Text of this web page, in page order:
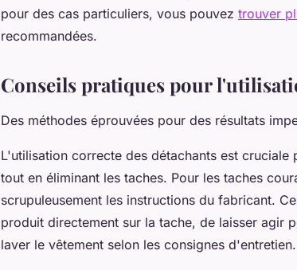
pour des cas particuliers, vous pouvez trouver
recommandées.
Conseils pratiques pour
Des méthodes éprouvées pour des résultats
L'utilisation correcte des détachants est cruciale
tout en éliminant les taches. Pour les taches
scrupuleusement les instructions du fabricant.
produit directement sur la tache, de laisser agir
laver le vêtement selon les consignes d'entretien.